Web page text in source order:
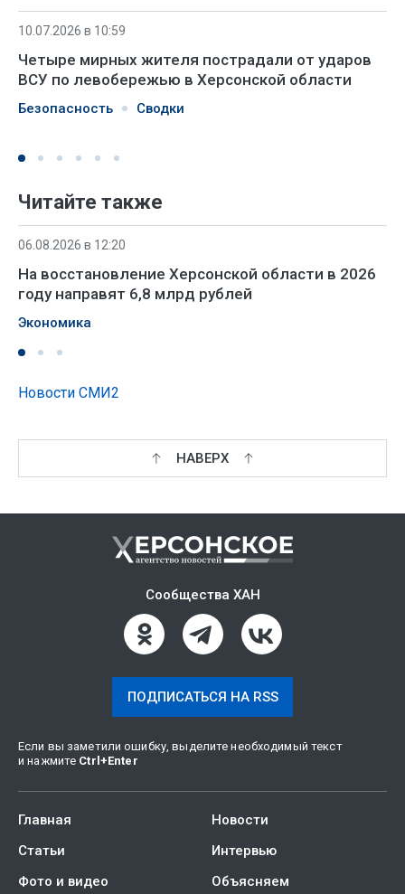
10.07.2026 в 10:59
Четыре мирных жителя пострадали от ударов
ВСУ по левобережью в Херсонской области
Безопасность Сводки
Читайте также
06.08.2026 в 12:20
На восстановление Херсонской области в 2026
году направят 6,8 млрд рублей
Экономика
Новости СМИ2
НАВЕРХ
Сообщества ХАН
ПОДПИСАТЬСЯ НА RSS
Если вы заметили ошибку, выделите необходимый текст
и нажмите Ctrl +Enter
Главная
Новости
Статьи
Интервью
Фото и видео
Объясняем